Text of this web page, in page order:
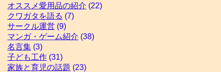
オススメ愛用品の紹介 (22)
クワガタを語る (7)
サークル運営 (9)
マンガ・ゲーム紹介 (38)
名言集 (3)
子ども工作 (31)
家族と育児の話題 (23)